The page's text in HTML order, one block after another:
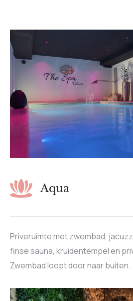
Aqua
Priveruimte met zwembad,
finse sauna, kruidentempel en
Zwembad loopt door naar buiten.